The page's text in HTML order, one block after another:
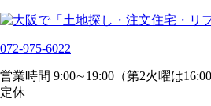
072-975-6022
営業時間 9:00∼19:00（第2火曜は
定休